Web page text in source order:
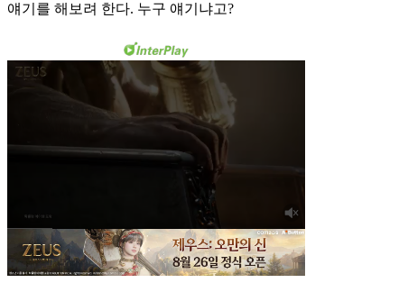
얘기를 해보려 한다. 누구 얘기냐고?